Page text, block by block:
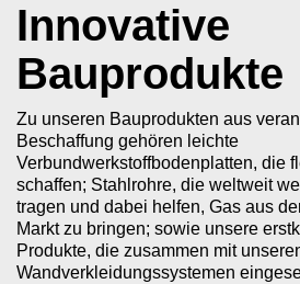
Innovative
Bauprodukte
Zu unseren Bauprodukten aus
Beschaffung gehören leichte
Verbundwerkstoffbodenplatten, die
schaffen; Stahlrohre, die weltweit
tragen und dabei helfen, Gas aus
Markt zu bringen; sowie unsere
Produkte, die zusammen mit
Wandverkleidungssystemen